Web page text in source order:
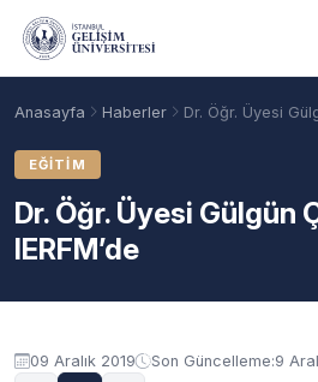
Ana içeriğe geç
Anasayfa Haberler Dr. Öğr. Üyesi
EĞITIM
Dr. Öğr. Üyesi Gülgün
IERFM’de
09 Aralık 2019 Son Güncelleme:9